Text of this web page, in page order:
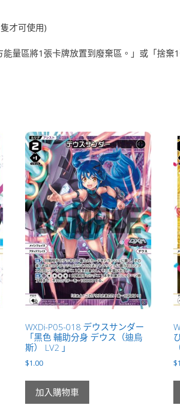
才可使用)
量區將1張卡牌放置到廢棄區。」或「捨
WXDi-P05-018 デウスサンダー
「黑色 輔助分身 デウス（迪烏
斯） LV2 」
$1.00
加入購物車
$